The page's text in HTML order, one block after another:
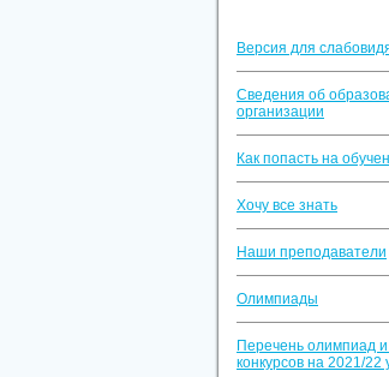
Версия для
Сведения об
организации
Как попасть на
Хочу все знать
Наши преподаватели
Олимпиады
Перечень олимпиад
конкурсов на 2021/22